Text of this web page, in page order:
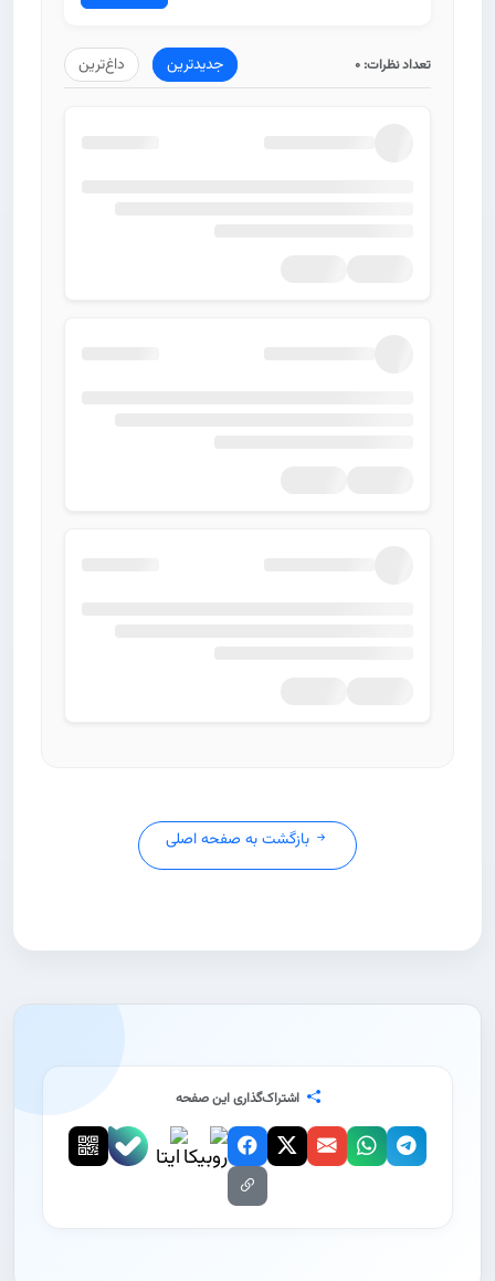
تعداد نظرات: 0 جدیدترین داغ‌ترین
بازگشت به صفحه اصلی
اشتراک‌گذاری این صفحه